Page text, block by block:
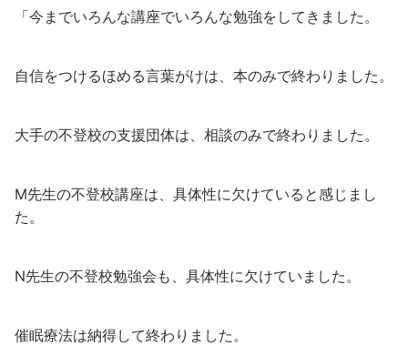
「今までいろんな講座でいろんな勉強をしてきました。
自信をつけるほめる言葉がけは、本のみで終わりました。
大手の不登校の支援団体は、相談のみで終わりました。
M先生の不登校講座は、具体性に欠けていると感じまし
た。
N先生の不登校勉強会も、具体性に欠けていました。
催眠療法は納得して終わりました。